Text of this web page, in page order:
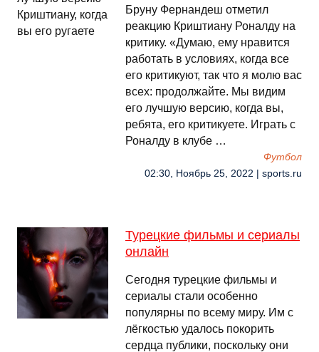
Бруну Фернандеш отметил
реакцию Криштиану Роналду на
критику. «Думаю, ему нравится
работать в условиях, когда все
его критикуют, так что я молю вас
всех: продолжайте. Мы видим
его лучшую версию, когда вы,
ребята, его критикуете. Играть с
Роналду в клубе …
Футбол
02:30, Ноябрь 25, 2022 | sports.ru
Турецкие фильмы и сериалы
онлайн
Сегодня турецкие фильмы и
сериалы стали особенно
популярны по всему миру. Им с
лёгкостью удалось покорить
сердца публики, поскольку они